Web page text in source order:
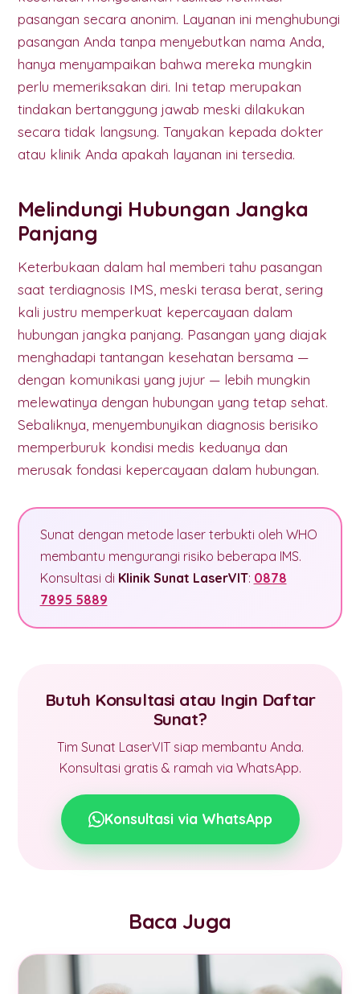
pasangan secara anonim. Layanan ini menghubungi
pasangan Anda tanpa menyebutkan nama Anda,
hanya menyampaikan bahwa mereka mungkin
perlu memeriksakan diri. Ini tetap merupakan
tindakan bertanggung jawab meski dilakukan
secara tidak langsung. Tanyakan kepada dokter
atau klinik Anda apakah layanan ini tersedia.
Melindungi Hubungan Jangka
Panjang
Keterbukaan dalam hal memberi tahu pasangan
saat terdiagnosis IMS, meski terasa berat, sering
kali justru memperkuat kepercayaan dalam
hubungan jangka panjang. Pasangan yang diajak
menghadapi tantangan kesehatan bersama —
dengan komunikasi yang jujur — lebih mungkin
melewatinya dengan hubungan yang tetap sehat.
Sebaliknya, menyembunyikan diagnosis berisiko
memperburuk kondisi medis keduanya dan
merusak fondasi kepercayaan dalam hubungan.
Sunat dengan metode laser terbukti oleh WHO
membantu mengurangi risiko beberapa IMS.
Konsultasi di Klinik Sunat LaserVIT: 0878
7895 5889
Butuh Konsultasi atau Ingin Daftar
Sunat?
Tim Sunat LaserVIT siap membantu Anda.
Konsultasi gratis & ramah via WhatsApp.
Konsultasi via WhatsApp
Baca Juga